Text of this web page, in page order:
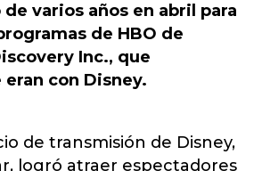
varios años en abril para
de HBO de
Inc., que
con Disney.
de transmisión de Disney,
logró atraer espectadores